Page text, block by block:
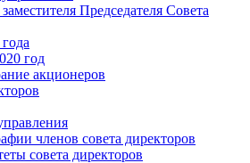
Председателя Совета
год
акционеров
членов совета директоров
совета директоров